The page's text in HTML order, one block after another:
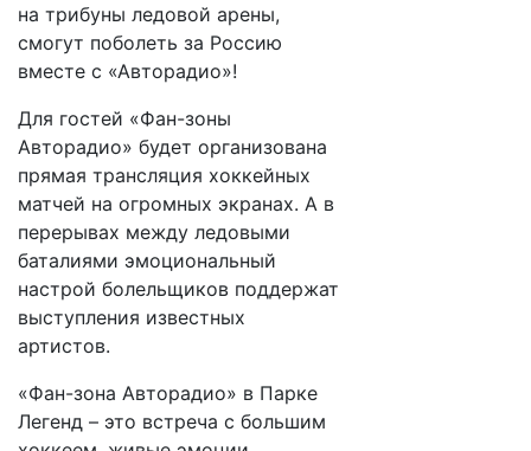
на трибуны ледовой арены,
смогут поболеть за Россию
вместе с «Авторадио»!
Для гостей «Фан-зоны
Авторадио» будет организована
прямая трансляция хоккейных
матчей на огромных экранах. А в
перерывах между ледовыми
баталиями эмоциональный
настрой болельщиков поддержат
выступления известных
артистов.
«Фан-зона Авторадио» в Парке
Легенд – это встреча с большим